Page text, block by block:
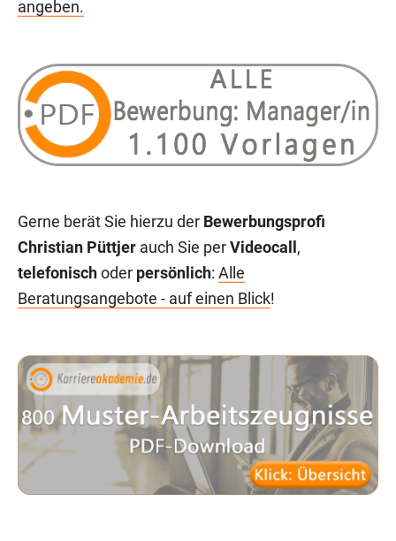
angeben.
Gerne berät Sie hierzu der Bewerbungsprofi
Christian Püttjer auch Sie per Videocall ,
telefonisch oder persönlich: Alle
Beratungsangebote - auf einen Blick!